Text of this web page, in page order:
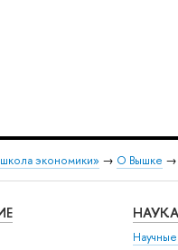
экономики» → О Вышке →
НАУКА